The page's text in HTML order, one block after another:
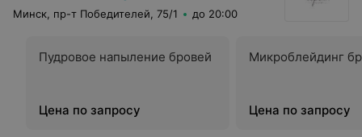
Минск, пр-т Победителей, 75/1 до 20:00
Пудровое напыление бровей
Цена по запросу
Микроблейдинг
Цена по запросу